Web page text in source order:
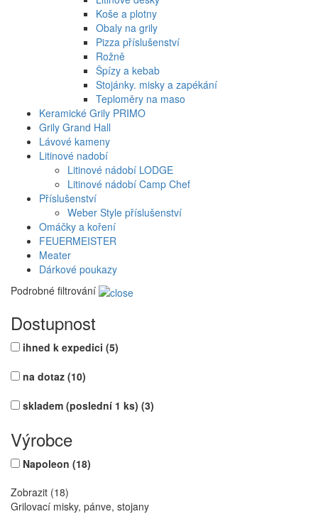
Koše a plotny
Obaly na grily
Pizza příslušenství
Rožně
Špízy a kebab
Stojánky. misky a zapékání
Teploměry na maso
Keramické Grily PRIMO
Grily Grand Hall
Lávové kameny
Litinové nadobí
Litinové nádobí LODGE
Litinové nádobí Camp Chef
Příslušenství
Weber Style příslušenství
Omáčky a koření
FEUERMEISTER
Meater
Dárkové poukazy
Podrobné filtrování
Dostupnost
ihned k expedici (5)
na dotaz (10)
skladem (poslední 1 ks) (3)
Výrobce
Napoleon (18)
Zobrazit (18)
Grilovací misky, pánve, stojany